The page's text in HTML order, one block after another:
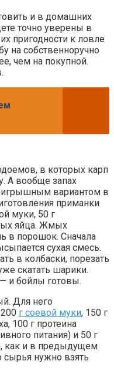
и в домашних
точно уверены в
пригодности к ловле
на собственноручно
чем на покупной.
в которых карп
А вообще запах
вариантом в
приманки
муки, 50 г
яйца. Жмых
в порошок. Сначала
сухая смесь.
в колбаски, порезать
скатать шарики.
и бойлы готовы.
Для него
г соевой муки, 150 г
100 г протеина
питания) и 50 г
как и в предыдущем
сырья нужно взять